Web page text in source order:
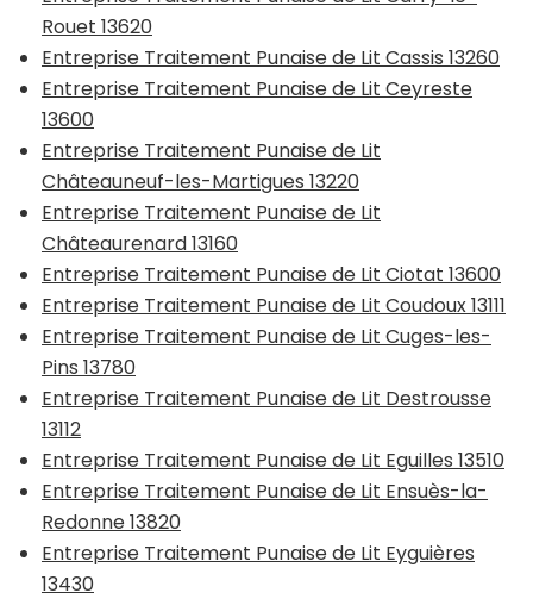
Rouet 13620
Entreprise Traitement Punaise de Lit Cassis 13260
Entreprise Traitement Punaise de Lit Ceyreste
13600
Entreprise Traitement Punaise de Lit
Châteauneuf-les-Martigues 13220
Entreprise Traitement Punaise de Lit
Châteaurenard 13160
Entreprise Traitement Punaise de Lit Ciotat 13600
Entreprise Traitement Punaise de Lit Coudoux 13111
Entreprise Traitement Punaise de Lit Cuges-les-
Pins 13780
Entreprise Traitement Punaise de Lit Destrousse
13112
Entreprise Traitement Punaise de Lit Eguilles 13510
Entreprise Traitement Punaise de Lit Ensuès-la-
Redonne 13820
Entreprise Traitement Punaise de Lit Eyguières
13430